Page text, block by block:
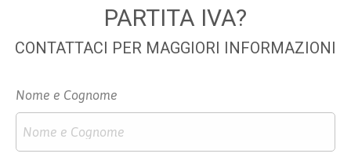
PARTITA IVA?
CONTATTACI PER MAGGIORI INFORMAZIONI
Nome e Cognome